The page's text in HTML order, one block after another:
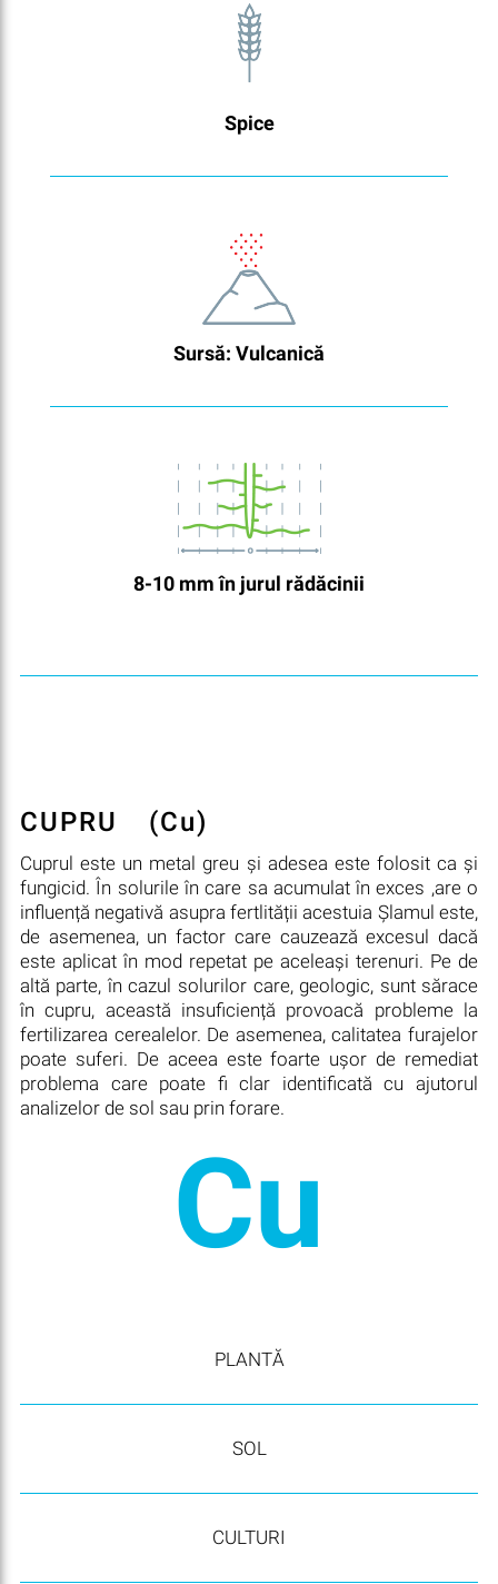
Spice
Sursă: Vulcanică
8-10 mm în jurul rădăcinii
CUPRU (Cu)
Cuprul este un metal greu și adesea este folosit ca și
fungicid. În solurile în care sa acumulat în exces ,are o
influență negativă asupra fertlității acestuia Șlamul este,
de asemenea, un factor care cauzează excesul dacă
este aplicat în mod repetat pe aceleași terenuri. Pe de
altă parte, în cazul solurilor care, geologic, sunt sărace
în cupru, această insuficiență provoacă probleme la
fertilizarea cerealelor. De asemenea, calitatea furajelor
poate suferi. De aceea este foarte ușor de remediat
problema care poate fi clar identificată cu ajutorul
analizelor de sol sau prin forare.
Cu
PLANTĂ
SOL
CULTURI